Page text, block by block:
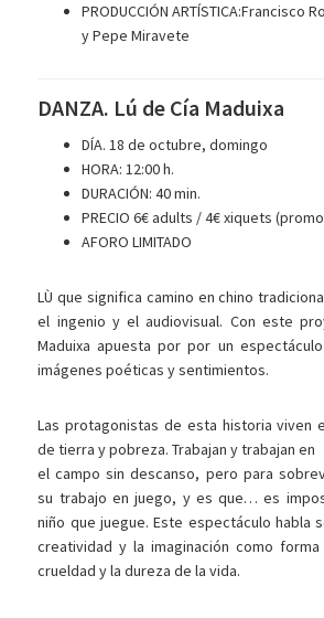
PRODUCCIÓN ARTÍSTICA:Francisco
y Pepe Miravete
DANZA. Lú de Cía Maduixa
DÍA. 18 de octubre, domingo
HORA:12:00 h.
DURACIÓN:40 min.
PRECIO6€ adults / 4€ xiquets
AFORO LIMITADO
LÙ que significa camino en chino
el ingenio y el audiovisual. Con este
Maduixa apuesta por por un
imágenes poéticas y sentimientos.
Las protagonistas de esta historia viven
de tierra y pobreza. Trabajan y trabajan en
el campo sin descanso, pero para
su trabajo en juego, y es que… es
niño que juegue. Este espectáculo habla
creatividad y la imaginación como
crueldad y la dureza de la vida.